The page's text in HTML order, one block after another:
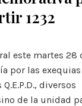
1232
este martes 28
por las
diversos
de la unidad